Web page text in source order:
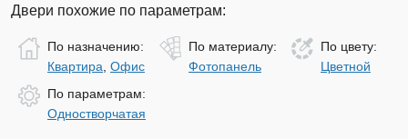
Двери похожие по параметрам:
По назначению:
Квартира, Офис
По материалу:
Фотопанель
По цвету:
Цветной
По параметрам:
Одностворчатая